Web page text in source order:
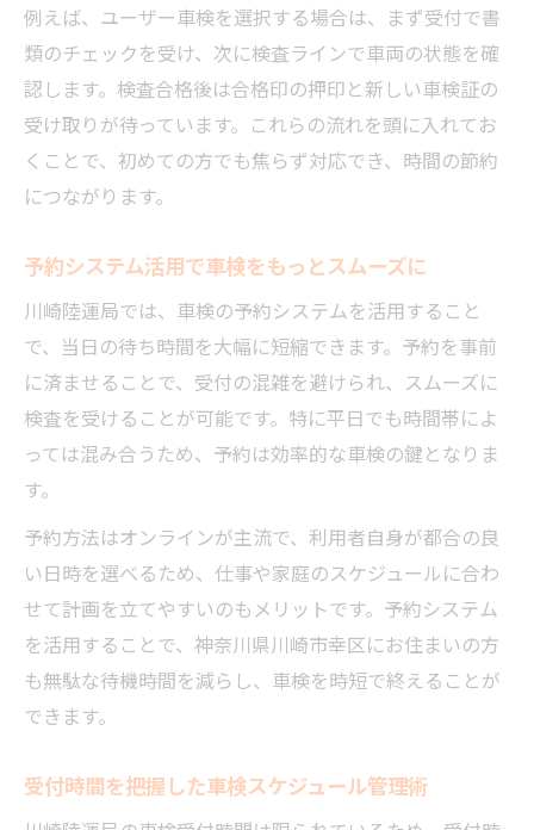
車検当日に慌てないための体験談を紹介
失敗しない車検進行のための注意点まとめ
例えば、ユーザー車検を選択する場合は、まず受付で書
類のチェックを受け、次に検査ラインで車両の状態を確
認します。検査合格後は合格印の押印と新しい車検証の
受け取りが待っています。これらの流れを頭に入れてお
くことで、初めての方でも焦らず対応でき、時間の節約
につながります。
予約システム活用で車検をもっとスムーズに
川崎陸運局では、車検の予約システムを活用すること
で、当日の待ち時間を大幅に短縮できます。予約を事前
に済ませることで、受付の混雑を避けられ、スムーズに
検査を受けることが可能です。特に平日でも時間帯によ
っては混み合うため、予約は効率的な車検の鍵となりま
す。
予約方法はオンラインが主流で、利用者自身が都合の良
い日時を選べるため、仕事や家庭のスケジュールに合わ
せて計画を立てやすいのもメリットです。予約システム
を活用することで、神奈川県川崎市幸区にお住まいの方
も無駄な待機時間を減らし、車検を時短で終えることが
できます。
受付時間を把握した車検スケジュール管理術